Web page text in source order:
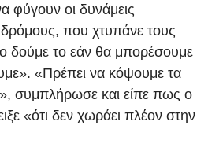
φύγουν οι δυνάμεις
που χτυπάνε τους
δούμε το εάν θα μπορέσουμε
«Πρέπει να κόψουμε τα
συμπλήρωσε και είπε πως ο
«ότι δεν χωράει πλέον στην